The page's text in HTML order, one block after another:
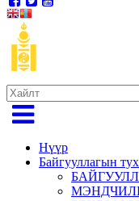
Нүүр
Байгууллагын